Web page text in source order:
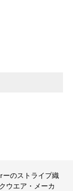
ーのストライプ織
ウエア・メーカ